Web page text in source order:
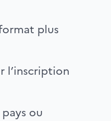
plus
l’inscription
pays ou